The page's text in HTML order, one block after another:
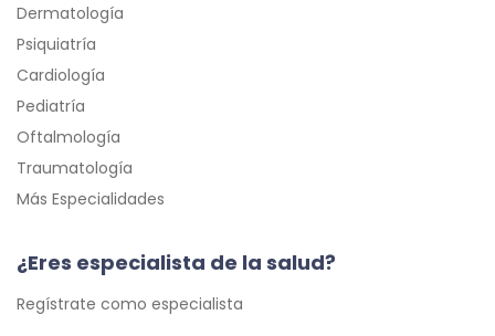
Dermatología
Psiquiatría
Cardiología
Pediatría
Oftalmología
Traumatología
Más Especialidades
¿Eres especialista de la salud?
Regístrate como especialista